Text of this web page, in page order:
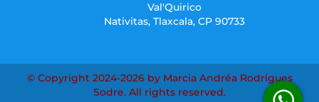
Val'Quirico
Nativitas, Tlaxcala, CP 90733
© Copyright 2024-2026 by Marcia Andréa Rodrigues
Sodre. All rights reserved.